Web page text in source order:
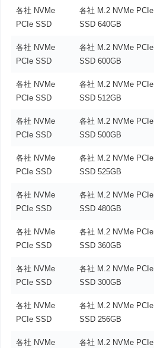
各社 NVMe
PCIe SSD
各社 M.2 NVMe PCIe
SSD 640GB
各社 NVMe
PCIe SSD
各社 M.2 NVMe PCIe
SSD 600GB
各社 NVMe
PCIe SSD
各社 M.2 NVMe PCIe
SSD 512GB
各社 NVMe
PCIe SSD
各社 M.2 NVMe PCIe
SSD 500GB
各社 NVMe
PCIe SSD
各社 M.2 NVMe PCIe
SSD 525GB
各社 NVMe
PCIe SSD
各社 M.2 NVMe PCIe
SSD 480GB
各社 NVMe
PCIe SSD
各社 M.2 NVMe PCIe
SSD 360GB
各社 NVMe
PCIe SSD
各社 M.2 NVMe PCIe
SSD 300GB
各社 NVMe
PCIe SSD
各社 M.2 NVMe PCIe
SSD 256GB
各社 NVMe
各社 M.2 NVMe PCIe